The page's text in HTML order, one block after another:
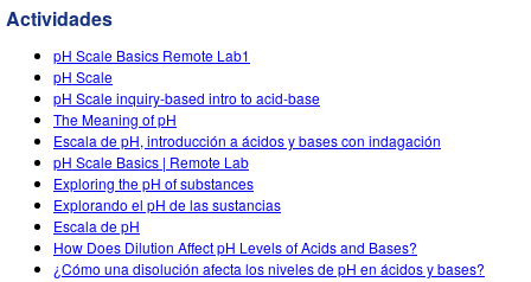
Matemáticas y Estadísticas
Química
Tierra y Espacio
Biología
Simulaciones Traducidas
Customizable Sims
Customizable Sims
Comienza una prueba gratuita
Comprar una licencia
Actividades
Comparte tus Actividades
Guía para el Envío de Actividades
Talleres Virtuales
Aprendizaje Profesional con PhET
Enseñando con PhET
INICIATIVAS
Diseño Inclusivo
PhET Global
Data Fluency
DEIB en Educación STEM
INGRESAR / REGISTRARSE
INGRESAR / REGISTRARSE
Actividades
pH Scale Basics Remote Lab1
pH Scale
pH Scale inquiry-based intro to acid-base
The Meaning of pH
Escala de pH, introducción a ácidos y bases con indagación
pH Scale Basics | Remote Lab
Exploring the pH of substances
Explorando el pH de las sustancias
Escala de pH
How Does Dilution Affect pH Levels of Acids and Bases?
¿Cómo una disolución afecta los niveles de pH en ácidos y bases?